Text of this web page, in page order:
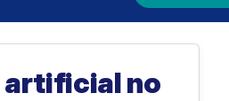
artificial no